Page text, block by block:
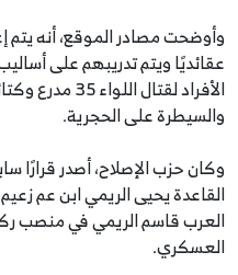
وأوضحت مصادر الموقع، أنه يتم
عقائديًا ويتم تدريبهم على
الأفراد لقتال
والسيطرة على الحجرية.
وكان حزب الإصلاح، أصدر قرارًا
القاعدة يحيى الريمي ابن عم
العرب قاسم الريمي في منصب
العسكري.